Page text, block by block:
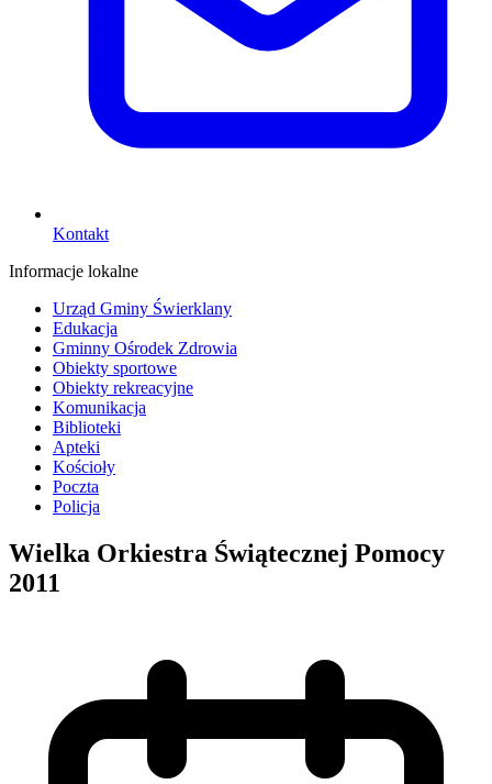
Kontakt
Informacje lokalne
Urząd Gminy Świerklany
Edukacja
Gminny Ośrodek Zdrowia
Obiekty sportowe
Obiekty rekreacyjne
Komunikacja
Biblioteki
Apteki
Kościoły
Poczta
Policja
Wielka Orkiestra Świątecznej Pomocy
2011